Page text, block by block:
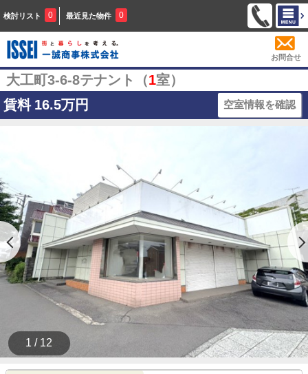
検討リスト 0 最近見た物件 0
お問合せ
大工町3-6-8テナント（1室）
賃料 16.5万円 空室情報を確認
1 / 12